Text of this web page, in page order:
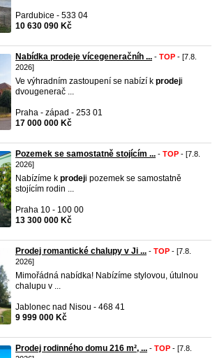
Pardubice - 533 04
10 630 090 Kč
Nabídka prodeje vícegeneračníh ... - TOP - [7.8.
2026]
Ve výhradním zastoupení se nabízí k prodeji
dvougenerač ...
Praha - západ - 253 01
17 000 000 Kč
Pozemek se samostatně stojícím ... - TOP - [7.8.
2026]
Nabízíme k prodeji pozemek se samostatně
stojícím rodin ...
Praha 10 - 100 00
13 300 000 Kč
Prodej romantické chalupy v Ji ... - TOP - [7.8.
2026]
Mimořádná nabídka! Nabízíme stylovou, útulnou
chalupu v ...
Jablonec nad Nisou - 468 41
9 999 000 Kč
Prodej rodinného domu 216 m², ... - TOP - [7.8.